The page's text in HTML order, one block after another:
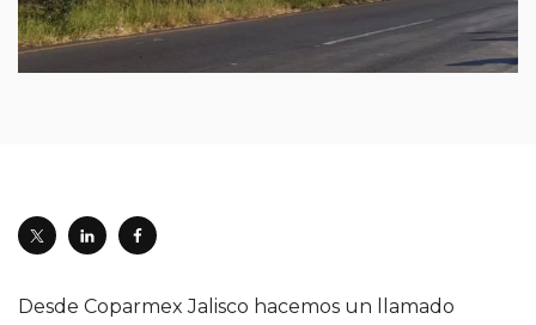
Desde Coparmex Jalisco hacemos un llamado